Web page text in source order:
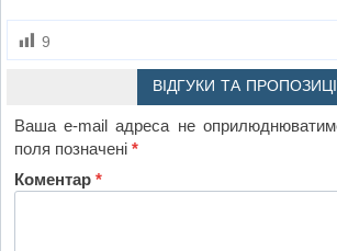
9
ВІДГУКИ ТА
Ваша e-mail адреса не
поля позначені*
Коментар*